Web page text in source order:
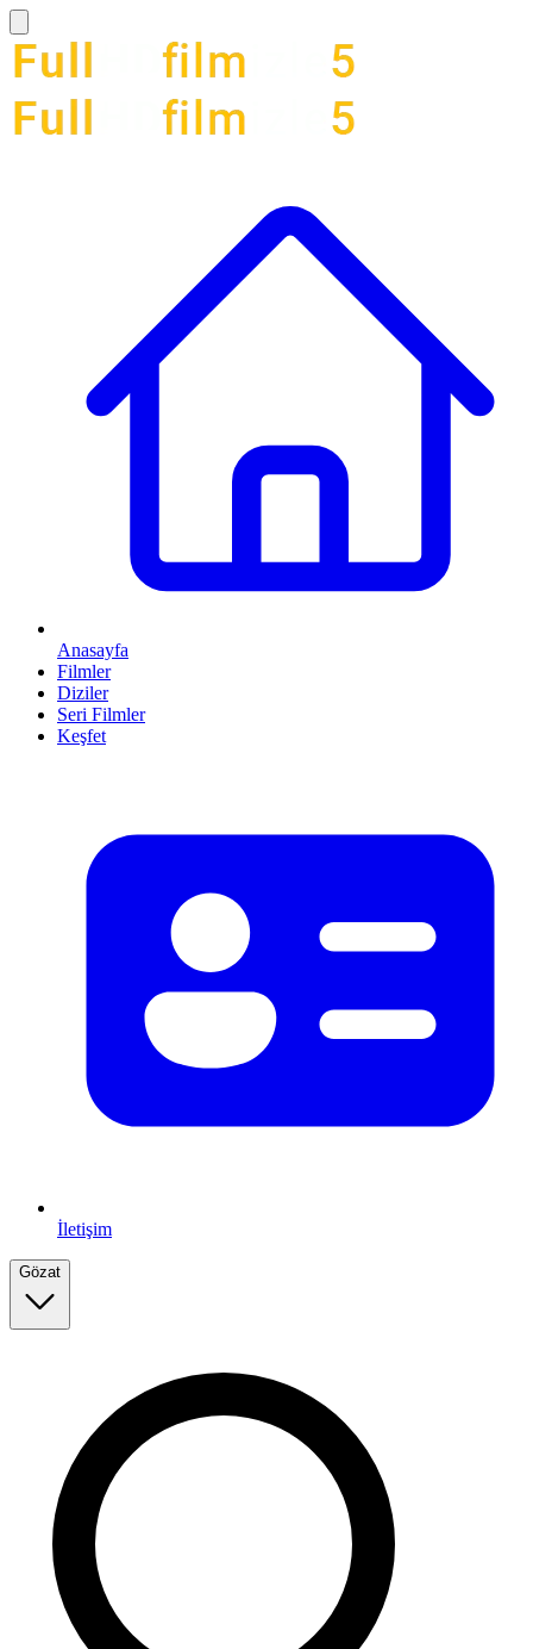
Anasayfa
Filmler
Diziler
Seri Filmler
Keşfet
İletişim
Gözat